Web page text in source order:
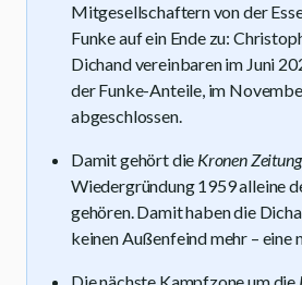
Mitgesellschaftern von der
Funke auf ein Ende zu:
Dichand vereinbaren im Juni
der Funke-Anteile, im
abgeschlossen.
Damit gehört die Kronen Zeitung
Wiedergründung 1959 alleine
gehören. Damit haben die
keinen Außenfeind mehr – eine